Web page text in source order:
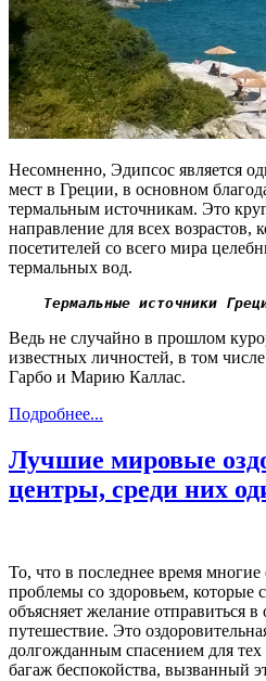
Несомненно, Эдипсос является
мест в Греции, в основном
термальным источникам. Это
направление для всех возрастов,
посетителей со всего мира
термальных вод.
Термальные источники
Ведь не случайно в прошлом
известных личностей, в том
Гарбо и Марию Каллас.
Подробнее...
Лучшие мировые
центры, среди них
То, что в последнее время
проблемы со здоровьем, которые
объясняет желание отправиться в
путешествие. Это
долгожданным спасением для тех
багаж беспокойства, вызванный